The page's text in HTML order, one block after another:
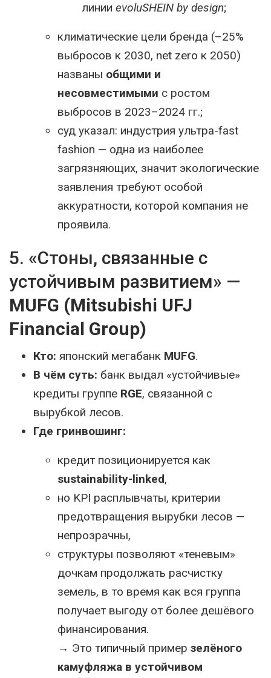
линии evoluSHEIN by design;
климатические цели бренда (–25%
выбросов к 2030, net zero к 2050)
названы общими и
несовместимыми с ростом
выбросов в 2023–2024 гг.;
суд указал: индустрия ультра-fast
fashion — одна из наиболее
загрязняющих, значит экологические
заявления требуют особой
аккуратности, которой компания не
проявила.
5. «Стоны, связанные с
устойчивым развитием» —
MUFG (Mitsubishi UFJ
Financial Group)
Кто: японский мегабанк MUFG.
В чём суть: банк выдал «устойчивые»
кредиты группе RGE, связанной с
вырубкой лесов.
Где гринвошинг:
кредит позиционируется как
sustainability-linked,
но KPI расплывчаты, критерии
предотвращения вырубки лесов —
непрозрачны,
структуры позволяют «теневым»
дочкам продолжать расчистку
земель, в то время как вся группа
получает выгоду от более дешёвого
финансирования.
→ Это типичный пример зелёного
камуфляжа в устойчивом